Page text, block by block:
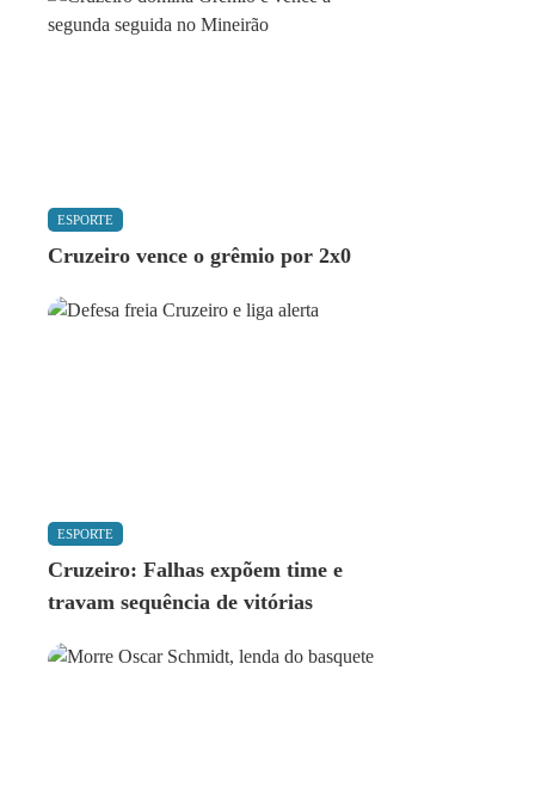
ESPORTE
Cruzeiro vence o grêmio por 2x0
ESPORTE
Cruzeiro: Falhas expõem time e
travam sequência de vitórias